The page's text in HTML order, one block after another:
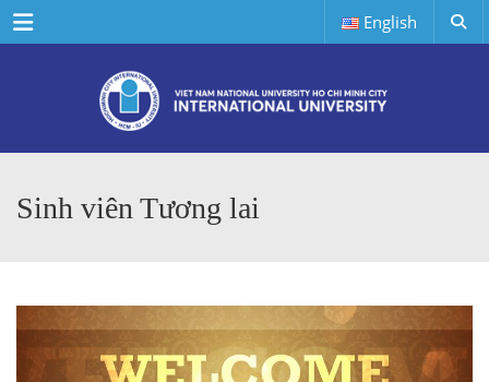
Menu English
Sinh viên Tương lai